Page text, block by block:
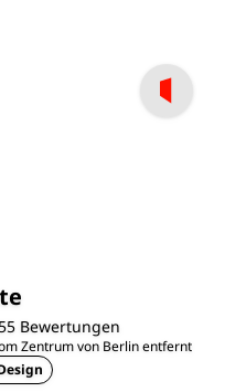
Bewertungen
Zentrum von Berlin entfernt